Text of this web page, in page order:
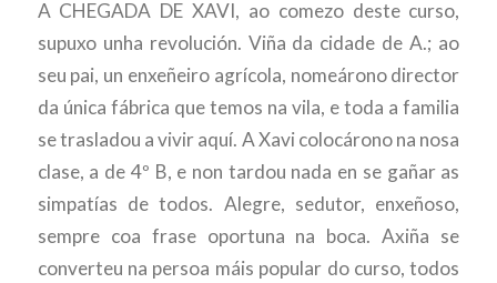
A CHEGADA DE XAVI, ao comezo deste curso,
supuxo unha revolución. Viña da cidade de A.; ao
seu pai, un enxeñeiro agrícola, nomeárono director
da única fábrica que temos na vila, e toda a familia
se trasladou a vivir aquí. A Xavi colocárono na nosa
clase, a de 4º B, e non tardou nada en se gañar as
simpatías de todos. Alegre, sedutor, enxeñoso,
sempre coa frase oportuna na boca. Axiña se
converteu na persoa máis popular do curso, todos